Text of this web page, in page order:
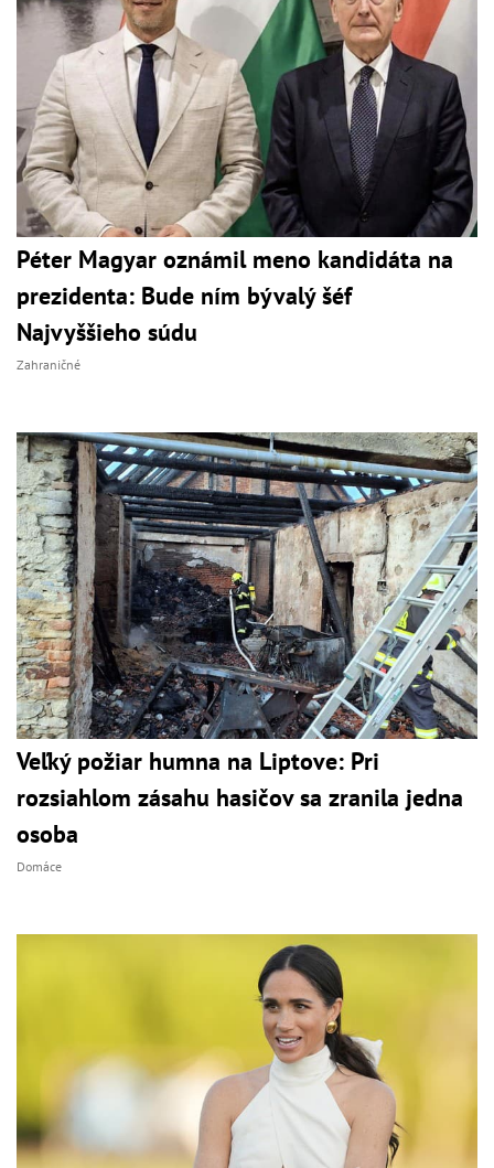
Péter Magyar oznámil meno kandidáta na
prezidenta: Bude ním bývalý šéf
Najvyššieho súdu
Zahraničné
Veľký požiar humna na Liptove: Pri
rozsiahlom zásahu hasičov sa zranila jedna
osoba
Domáce